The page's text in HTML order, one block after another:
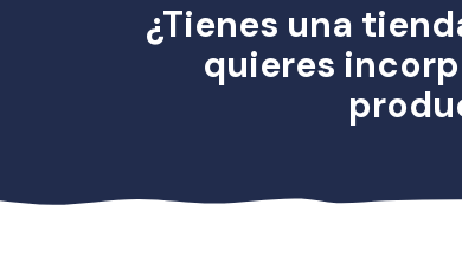
¿Tienes una
quieres